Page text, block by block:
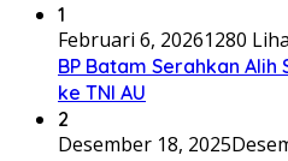
1
Februari 6, 20261280
BP Batam Serahkan Alih
ke TNI AU
2
Desember 18, 2025